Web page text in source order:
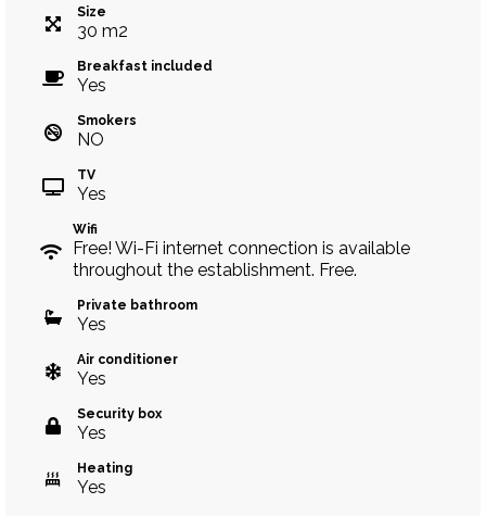
Size
30 m2
Breakfast included
Yes
Smokers
NO
TV
Yes
Wifi
Free! Wi-Fi internet connection is available
throughout the establishment. Free.
Private bathroom
Yes
Air conditioner
Yes
Security box
Yes
Heating
Yes